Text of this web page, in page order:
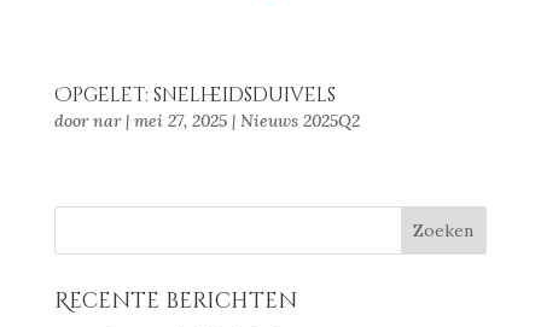
Opgelet: snelheidsduivels
doornar| mei 27, 2025| Nieuws 2025Q2
Recente berichten